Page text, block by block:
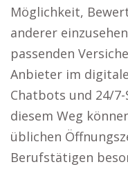
Möglichkeit,
anderer
passenden
Anbieter im
Chatbots und 24/
diesem Weg
üblichen
Berufstätigen